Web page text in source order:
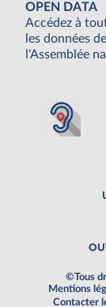
OPEN DATA
Accédez à
les données de
l'Assemblée
©Tous
Mentions
Contacter